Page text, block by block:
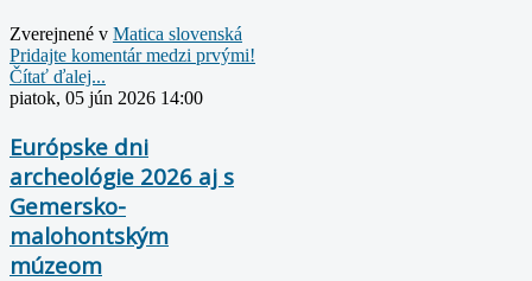
Zverejnené v Matica slovenská
Pridajte komentár medzi prvými!
Čítať ďalej...
piatok, 05 jún 2026 14:00
Európske dni
archeológie 2026 aj s
Gemersko-
malohontským
múzeom